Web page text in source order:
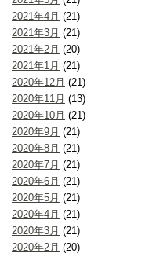
2021年4月 (21)
2021年3月 (21)
2021年2月 (20)
2021年1月 (21)
2020年12月 (21)
2020年11月 (13)
2020年10月 (21)
2020年9月 (21)
2020年8月 (21)
2020年7月 (21)
2020年6月 (21)
2020年5月 (21)
2020年4月 (21)
2020年3月 (21)
2020年2月 (20)